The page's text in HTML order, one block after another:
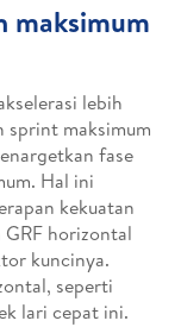
maksimum
lebih
sprint maksimum
fase
Hal ini
kekuatan
horizontal
kuncinya.
seperti
lari cepat ini.